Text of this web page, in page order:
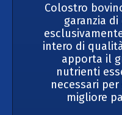
Colostro
garanzia
intero di
apporta il
nutrienti
necessari
migliore